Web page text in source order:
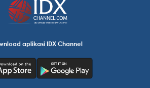
aplikasi IDX Channel